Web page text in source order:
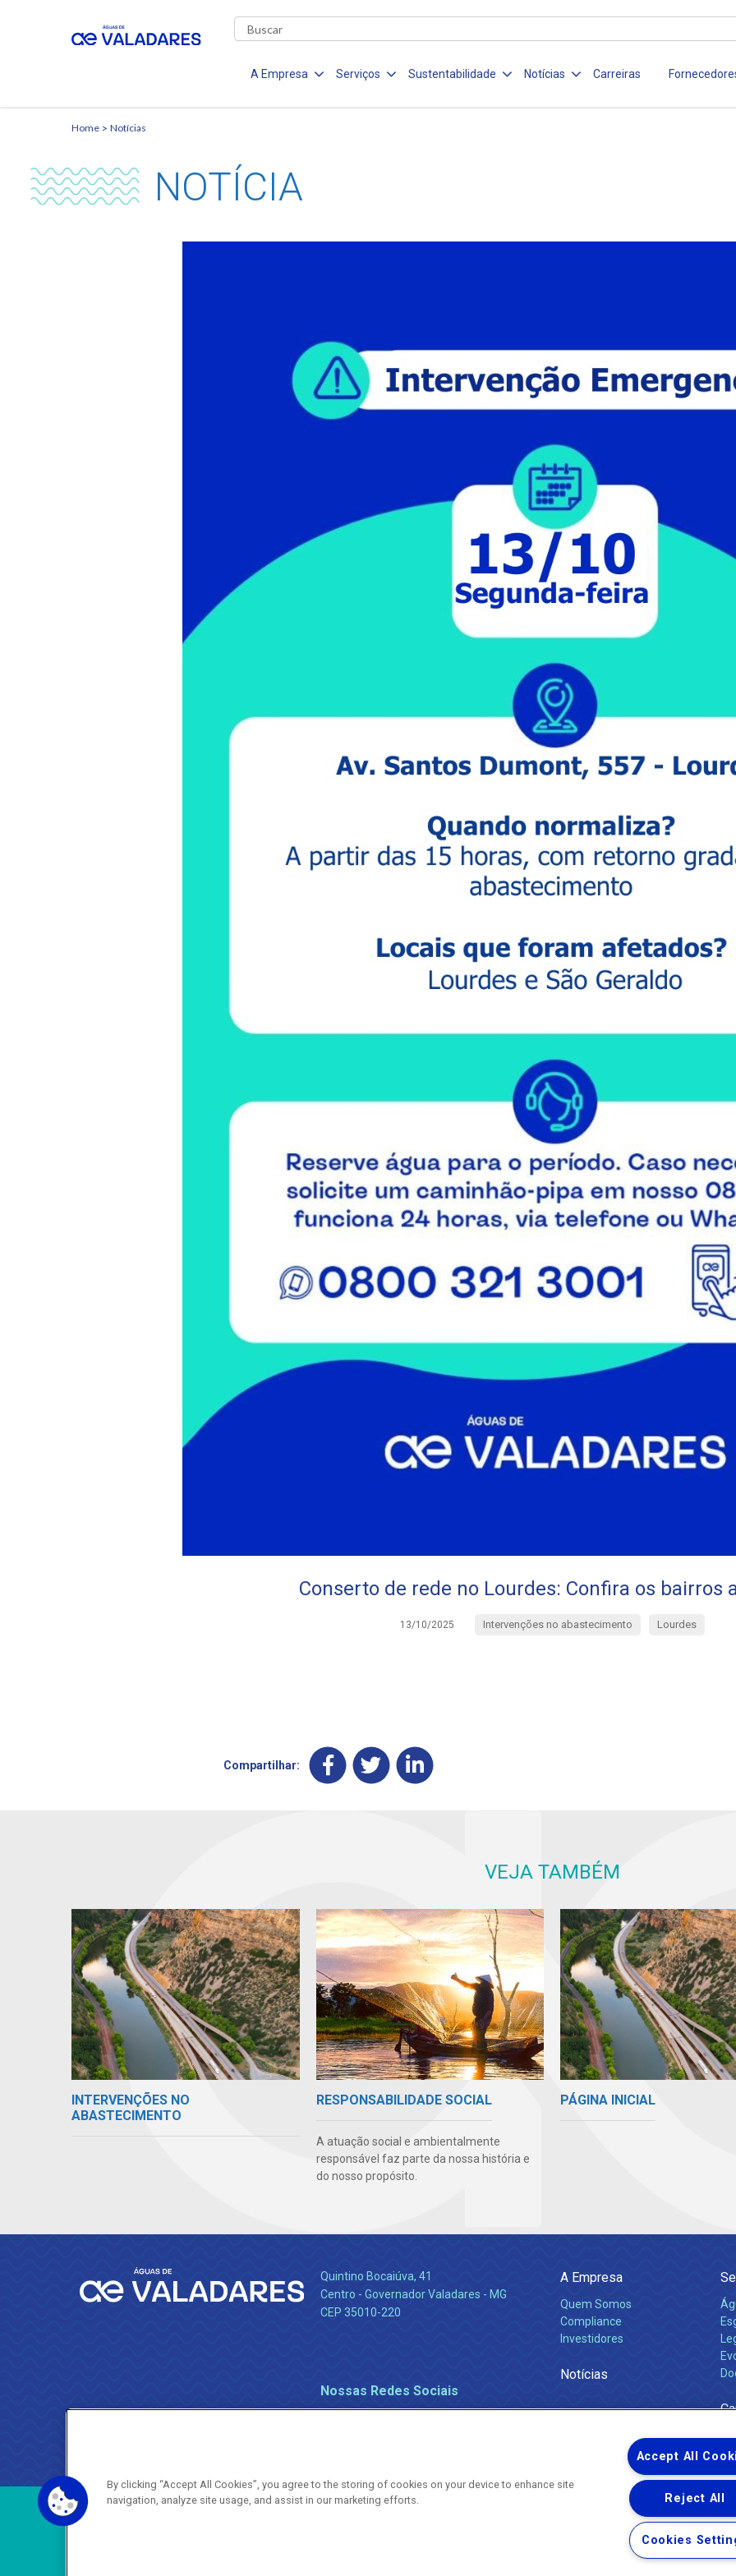
A Empresa Serviços Sustentabilidade Notícias Carreiras
Home Notícias
NOTÍCIA
Conserto de rede no Lourdes: Confira os bairros
13/10/2025 Intervenções no abastecimento Lourdes
Compartilhar:
VEJA TAMBÉM
INTERVENÇÕES NO
ABASTECIMENTO
RESPONSABILIDADE SOCIAL
A atuação social e ambientalmente
responsável faz parte da nossa história e
do nosso propósito.
PÁGINA INICIAL
Quintino Bocaiúva, 41
Centro - Governador Valadares - MG
CEP 35010-220
Nossas Redes Sociais
A Empresa
Quem Somos
Compliance
Investidores
Notícias
Copyright ® 2026 - Todos os Direitos Reservados.
By clicking “Accept All Cookies”, you agree to the storing of cookies on your device to enhance site
navigation, analyze site usage, and assist in our marketing efforts.
Accept All
Reject All
Cookies